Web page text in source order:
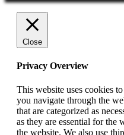
Close
Privacy Overview
This website uses cookies
you navigate through the
that are categorized as
as they are essential for
the website. We also use